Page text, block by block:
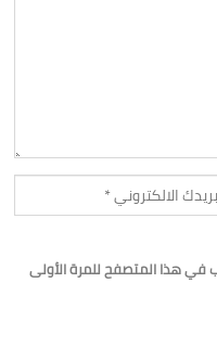
في هذا المتصفح للمرة الأولى